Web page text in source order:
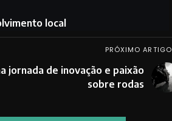
local
PRÓXIMO ARTIGO
jornada de inovação e paixão
sobre rodas